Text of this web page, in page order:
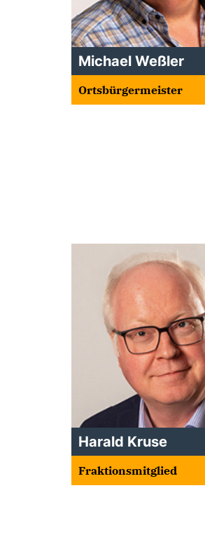
Michael Weßler
Ortsbürgermeister
Harald Kruse
Fraktionsmitglied